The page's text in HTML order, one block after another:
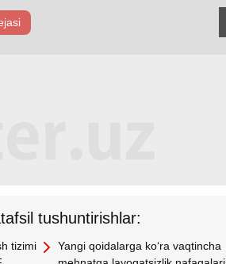
tushuntirishlar:
tizimi
Yangi qoidalarga koʻra vaqtincha